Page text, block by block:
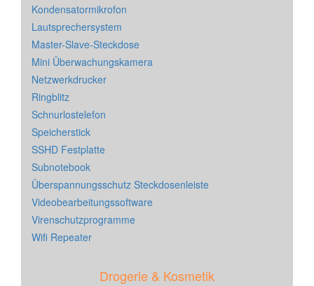
Kondensatormikrofon
Lautsprechersystem
Master-Slave-Steckdose
Mini Überwachungskamera
Netzwerkdrucker
Ringblitz
Schnurlostelefon
Speicherstick
SSHD Festplatte
Subnotebook
Überspannungsschutz Steckdosenleiste
Videobearbeitungssoftware
Virenschutzprogramme
Wifi Repeater
Drogerie & Kosmetik